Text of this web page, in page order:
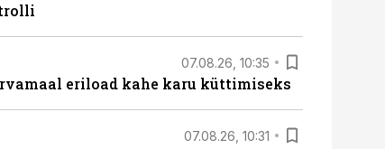
07.08.26, 10:35
eriload kahe karu küttimiseks
07.08.26, 10:31